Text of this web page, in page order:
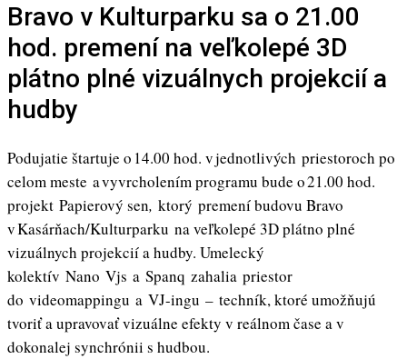
Bravo v Kulturparku sa o 21.00
hod. premení na veľkolepé 3D
plátno plné vizuálnych projekcií a
hudby
Podujatie štartuje o 14.00 hod. v jednotlivých priestoroch po
celom meste a vyvrcholením programu bude o 21.00 hod.
projekt Papierový sen, ktorý premení budovu Bravo
v Kasárňach/Kulturparku na veľkolepé 3D plátno plné
vizuálnych projekcií a hudby. Umelecký
kolektív Nano Vjs a Spanq zahalia priestor
do videomappingu a VJ-ingu – techník, ktoré umožňujú
tvoriť a upravovať vizuálne efekty v reálnom čase a v
dokonalej synchrónii s hudbou.